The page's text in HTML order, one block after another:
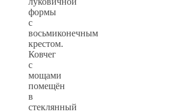
формы
с
восьмиконечным
крестом.
Ковчег
с
мощами
помещён
в
стеклянный